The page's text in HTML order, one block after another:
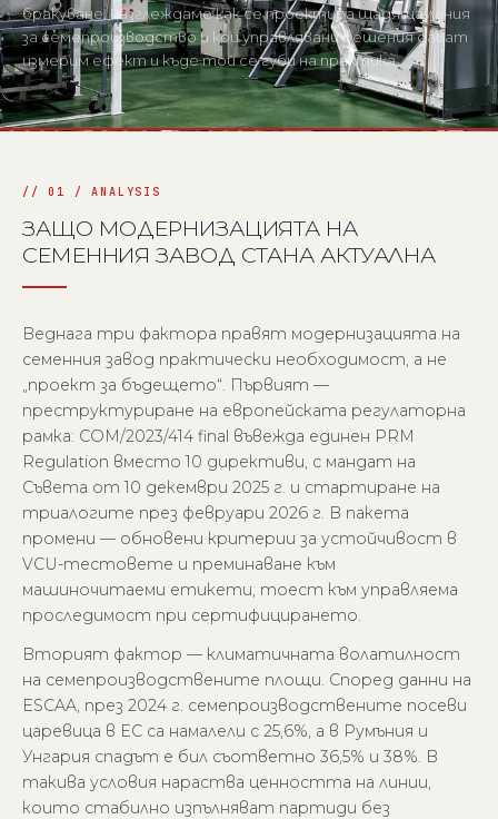
бракуване. Разглеждаме как се проектира щадяща линия
за семепроизводство и кои управлявани решения дават
измерим ефект и къде той се губи на практика.
ЗАЩО МОДЕРНИЗАЦИЯТА НА
СЕМЕННИЯ ЗАВОД СТАНА АКТУАЛНА
Веднага три фактора правят модернизацията на
семенния завод практически необходимост, а не
„проект за бъдещето“. Първият —
преструктуриране на европейската регулаторна
рамка: COM/2023/414 final въвежда единен PRM
Regulation вместо 10 директиви, с мандат на
Съвета от 10 декември 2025 г. и стартиране на
триалогите през февруари 2026 г. В пакета
промени — обновени критерии за устойчивост в
VCU-тестовете и преминаване към
машиночитаеми етикети, тоест към управляема
проследимост при сертифицирането.
Вторият фактор — климатичната волатилност
на семепроизводствените площи. Според данни на
ESCAA, през 2024 г. семепроизводствените посеви
царевица в ЕС са намалели с 25,6%, а в Румъния и
Унгария спадът е бил съответно 36,5% и 38%. В
такива условия нараства ценността на линии,
които стабилно изпълняват партиди без